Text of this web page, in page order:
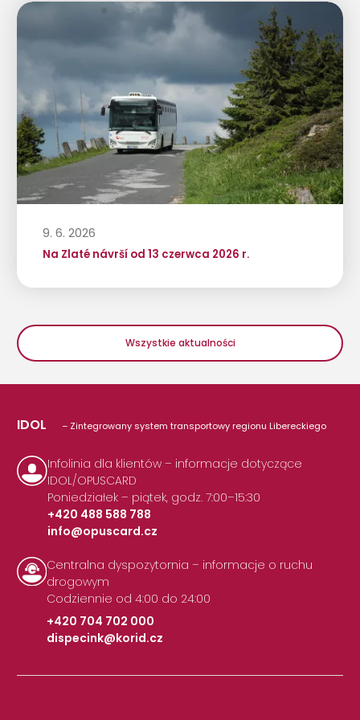
9. 6. 2026
Na Zlaté návrší od 13 czerwca 2026 r.
Wszystkie aktualności
IDOL – Zintegrowany system transportowy regionu Libereckiego
Infolinia dla klientów – informacje dotyczące
IDOL/OPUSCARD
Poniedziałek – piątek, godz. 7:00–15:30
+420 488 588 788
|
info@opuscard.cz
Centralna dyspozytornia – informacje o ruchu
drogowym
Codziennie od 4:00 do 24:00
+420 704 702 000
|
dispecink@korid.cz